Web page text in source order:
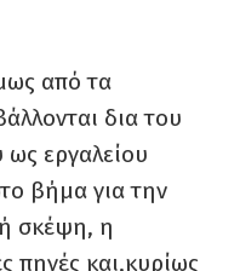
από τα
δια του
εργαλείου
βήμα για την
σκέψη, η
πηγές και,κυρίως